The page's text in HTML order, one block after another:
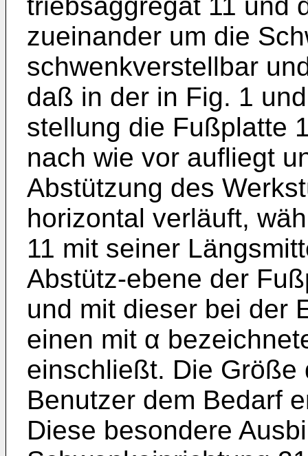
zueinander um die
schwenkverstellbar
daß in der in Fig. 1
stellung die Fußplatte
nach wie vor aufliegt
Abstützung des
horizontal verläuft,
11 mit seiner
Abstütz-ebene der
und mit dieser bei der
einen mit α
einschließt. Die
Benutzer dem Bedarf
Diese besondere